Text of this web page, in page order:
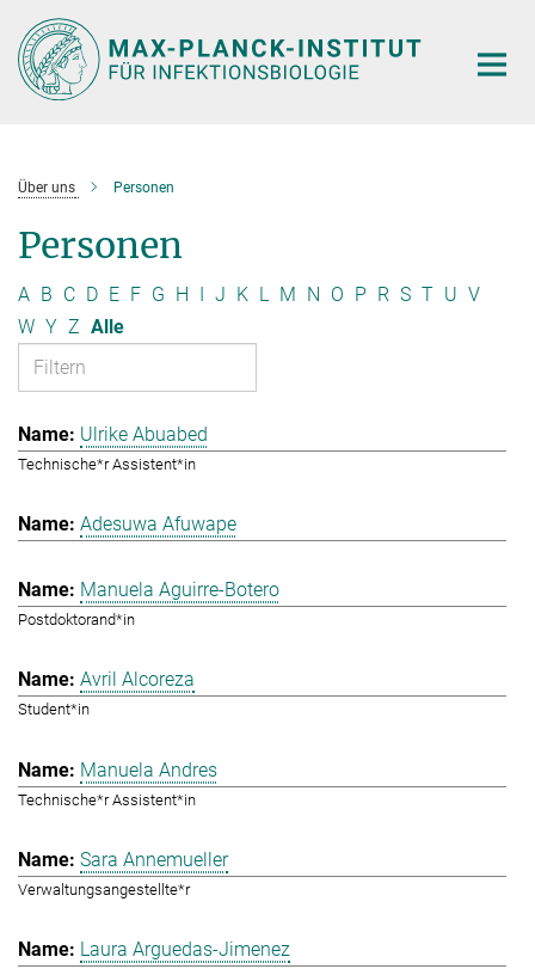
Hauptinhalt
Über uns Personen
Personen
A B C D E F G H I J K L M N O P R S T U V
W Y Z Alle
Ulrike Abuabed
Technische*r Assistent*in
Adesuwa Afuwape
Manuela Aguirre-Botero
Postdoktorand*in
Avril Alcoreza
Student*in
Manuela Andres
Technische*r Assistent*in
Sara Annemueller
Verwaltungsangestellte*r
Laura Arguedas-Jimenez